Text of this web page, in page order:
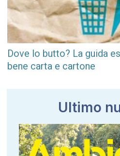
Dove lo butto? La guida
bene carta e cartone
Ultimo